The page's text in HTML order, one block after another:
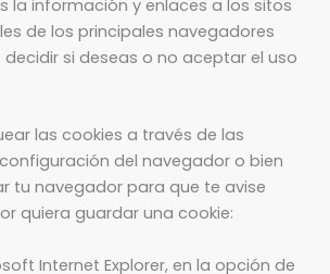
la información y enlaces a los sitos
de los principales navegadores
si deseas o no aceptar el uso
las cookies a través de las
del navegador o bien
tu navegador para que te avise
quiera guardar una cookie:
Internet Explorer, en la opción de